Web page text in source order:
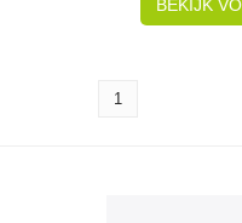
BEKIJK
1